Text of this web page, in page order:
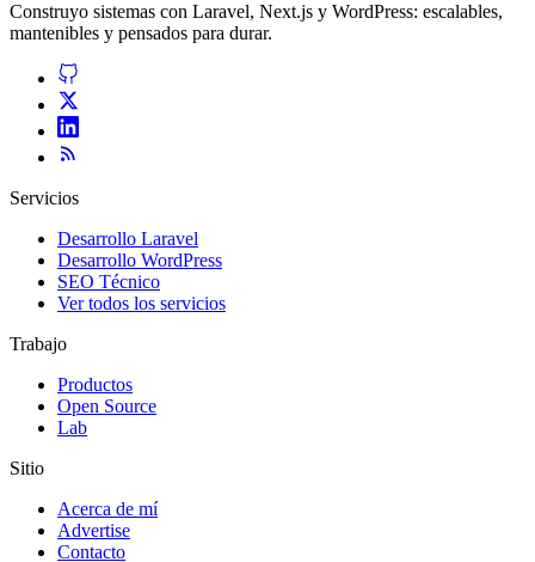
Construyo sistemas con Laravel, Next.js y WordPress: escalables,
mantenibles y pensados para durar.
Servicios
Desarrollo Laravel
Desarrollo WordPress
SEO Técnico
Ver todos los servicios
Trabajo
Productos
Open Source
Lab
Sitio
Acerca de mí
Advertise
Contacto